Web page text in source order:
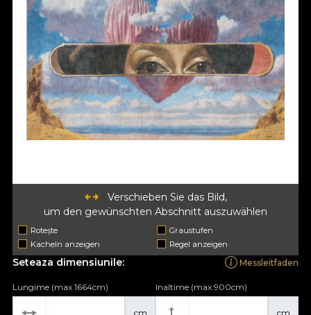
Verschieben Sie das Bild,
um den gewünschten Abschnitt auszuwählen
Rotește
Graustufen
Kacheln anzeigen
Regel anzeigen
Seteaza dimensiunile: Messleitfaden
cm
Lungime (max 1664cm)
cm
Inaltime (max 900cm)